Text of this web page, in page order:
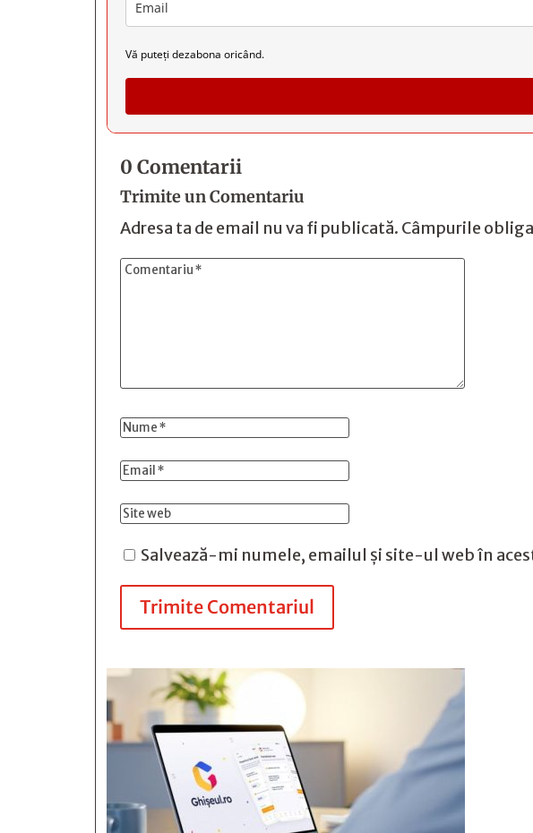
Vă puteți dezabona oricând.
0 Comentarii
Trimite un Comentariu
Adresa ta de email nu va fi publicată. Câmpurile
Salvează-mi numele, emailul și site-ul web în
Trimite Comentariul